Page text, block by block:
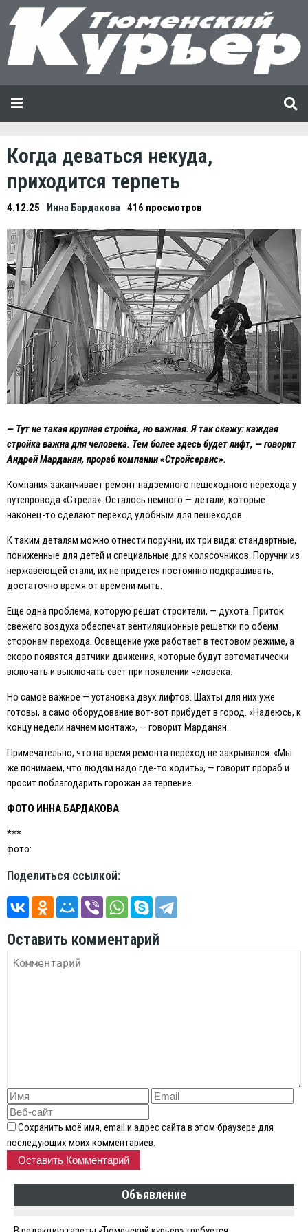
Когда деваться некуда,
приходится терпеть
4.12.25 Инна Бардакова 416 просмотров
— Тут не такая крупная стройка, но важная. Я так скажу: каждая
стройка важна для человека. Тем более здесь будет лифт, — говорит
Андрей Марданян, прораб компании «Стройсервис».
Компания заканчивает ремонт надземного пешеходного перехода у
путепровода «Стрела». Осталось немного — детали, которые
наконец-то сделают переход удобным для пешеходов.
К таким деталям можно отнести поручни, их три вида: стандартные,
пониженные для детей и специальные для колясочников. Поручни из
нержавеющей стали, их не придется постоянно подкрашивать,
достаточно время от времени мыть.
Eще одна проблема, которую решат строители, — духота. Приток
свежего воздуха обеспечат вентиляционные решетки по обеим
сторонам перехода. Освещение уже работает в тестовом режиме, а
скоро появятся датчики движения, которые будут автоматически
включать и выключать свет при появлении человека.
Но самое важное — установка двух лифтов. Шахты для них уже
готовы, а само оборудование вот-вот прибудет в город. «Надеюсь, к
концу недели начнем монтаж», — говорит Марданян.
Примечательно, что на время ремонта переход не закрывался. «Мы
же понимаем, что людям надо где-то ходить», — говорит прораб и
просит поблагодарить горожан за терпение.
ФОТО ИННА БАРДАКОВА
***
фото:
Поделиться ссылкой:
Оставить комментарий
Сохранить моё имя, email и адрес сайта в этом браузере для
последующих моих комментариев.
Объявление